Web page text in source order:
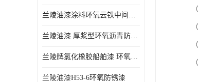
兰陵油漆涂料环氧云铁中间漆、环氧煤沥青漆
兰陵油漆 厚浆型环氧沥青防锈漆 埋地管道专用漆
兰陵牌氯化橡胶船舶漆 环氧富锌底漆
兰陵油漆H53-6环氧防锈漆